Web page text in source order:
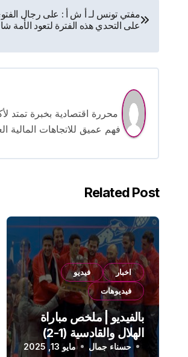
تصفّح
المقالات
مفتي تونس لـ أ ش أ : على رجال
على التحدي هذه الفترة لتعود الأمة
فهم عميق للاتجاهات المالية
Related Post
اخبار
فيديو
فيديوهات
بالفيديو | ملخص مباراة
الهلال والقادسية (1-2)
الدوري السعودي
حسناء جمال مايو 13, 2025